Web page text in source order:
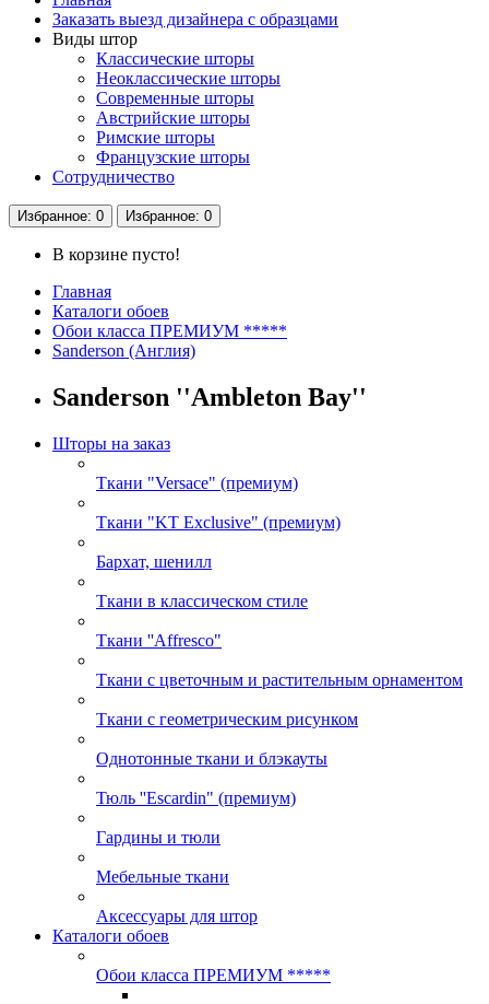
Заказать выезд дизайнера с образцами
Виды штор
Классические шторы
Неоклассические шторы
Современные шторы
Австрийские шторы
Римские шторы
Французские шторы
Сотрудничество
Избранное: 0 Избранное: 0
В корзине пусто!
Главная
Каталоги обоев
Обои класса ПРЕМИУМ *****
Sanderson (Англия)
Sanderson ''Ambleton Bay''
Шторы на заказ
Ткани "Versace" (премиум)
Ткани "KT Exclusive" (премиум)
Бархат, шенилл
Ткани в классическом стиле
Ткани ''Affresco"
Ткани с цветочным и растительным орнаментом
Ткани с геометрическим рисунком
Однотонные ткани и блэкауты
Тюль ''Escardin" (премиум)
Гардины и тюли
Мебельные ткани
Аксессуары для штор
Каталоги обоев
Обои класса ПРЕМИУМ *****